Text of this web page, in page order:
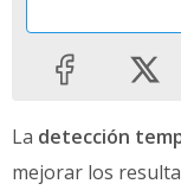
La detección
mejorar los